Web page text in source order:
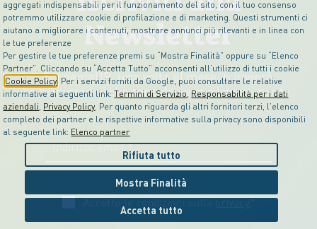
aggregati indispensabili per il funzionamento del sito, con il tuo consenso
potremmo utilizzare cookie di profilazione e di marketing. Questi strumenti ci
aiutano a migliorare i contenuti, mostrare annunci più rilevanti e in linea con
le tue preferenze
Per gestire le tue preferenze premi su “Mostra Finalità” oppure su “Elenco
Partner”. Cliccando su “Accetta Tutto” acconsenti all’utilizzo di tutti i cookie
Cookie Policy . Per i servizi forniti da Google, puoi consultare le relative
informative ai seguenti link:Termini di Servizio, Responsabilità per i dati
aziendali, Privacy Policy. Per quanto riguarda gli altri fornitori terzi, l’elenco
completo dei partner e le rispettive informative sulla privacy sono disponibili
al seguente link: Elenco partner
Rifiuta tutto
Mostra Finalità
Accetta tutto
Newsletter
SorgeniaUP, una volta al mese, ti invierà
comunicazioni che sono davvero rilevanti per te.
Accetto le condizioni sullaprivacy*